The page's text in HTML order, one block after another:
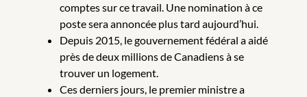
comptes sur ce travail. Une nomination à ce
poste sera annoncée plus tard aujourd’hui.
Depuis 2015, le gouvernement fédéral a aidé
près de deux millions de Canadiens à se
trouver un logement.
Ces derniers jours, le premier ministre a